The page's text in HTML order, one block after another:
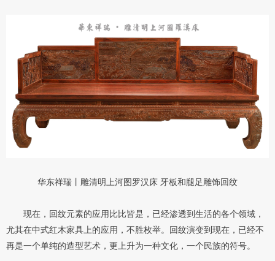
华东祥瑞丨雕清明上河图罗汉床 牙板和腿足雕饰回纹
现在 ，回纹元素的应用比比皆是，已经渗透到生活的各个领域，
尤其在中式红木家具上的应用，不胜枚举。
回纹演变到现在，已经不
再是一个单纯的造型艺术，更上升为一种文化，一个民族的符号。